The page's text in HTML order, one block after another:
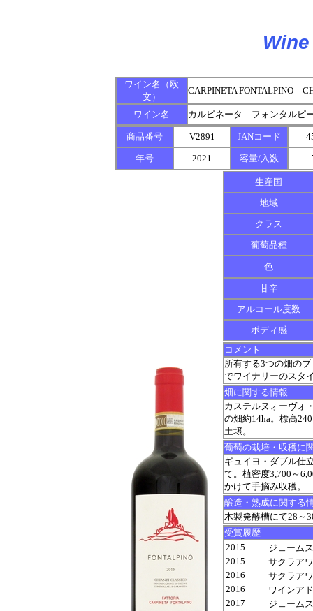
ワイン名（欧
文）
CARPINETA FONTALPINO
ワイン名 カルピネータ フォンタル
商品番号 V2891 JANコード
年号 2021 容量/入数
生産国
地域
クラス
葡萄品種
色
甘辛
アルコール度数
ボディ感
コメント
所有する3つの畑の
でワイナリーのスタ
畑に関する情報
カステルヌォーヴォ
の畑約14ha。標高
土壌。
葡萄の栽培・収穫に
ギュイヨ・ダブル仕
て。植密度3,700～
かけて手摘み収穫。
醸造・熟成に関する
木製発酵槽にて28～
受賞履歴
2015
ジェーム
2015
サクラア
2016
サクラア
2016
ワインア
2017
ジェーム